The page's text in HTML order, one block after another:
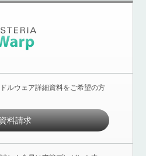
ルウェア詳細資料をご希望の方
料請求